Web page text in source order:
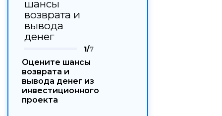
шансы
возврата и
вывода
денег
1/7
Оцените шансы
возврата и
вывода денег из
инвестиционного
проекта